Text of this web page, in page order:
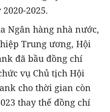
2025.
Ngân hàng nhà nước,
Trung ương, Hội
đã bầu đồng chí
vụ Chủ tịch Hội
cho thời gian còn
thay thế đồng chí